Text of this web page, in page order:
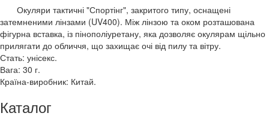
Окуляри тактичні "Спортінг", закритого типу, оснащені
затемненими лінзами (UV400). Між лінзою та оком розташована
фігурна вставка, із пінополіуретану, яка дозволяє окулярам щільно
прилягати до обличчя, що захищає очі від пилу та вітру.
Стать: унісекс.
Вага: 30 г.
Країна-виробник: Китай.
Каталог